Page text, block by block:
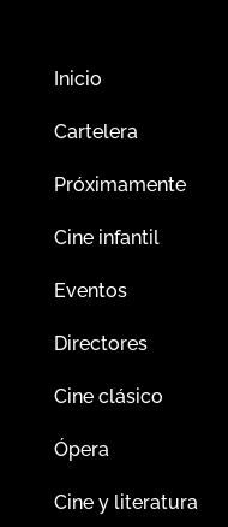
Inicio
Cartelera
Próximamente
Cine infantil
Eventos
Directores
Cine clásico
Ópera
Cine y literatura